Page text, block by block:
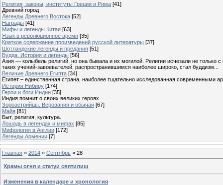
Религия, законы, институты Греции и Рима [41]
Древний город
Легенды Древнего Востока [52]
Награды [41]
Мифы и легенды Китая [63]
Язык в революционное время [35]
Краткое содержание произведений русской литературы [37]
Шотландские легенды и предания [51]
Будда. История и легенды [56]
Азия — колыбель религий, но она бывала и их могилой. Религии исчезали не
таких учений-завоевателей, распространившимся наиболее широко, стал буддизм...
Величие Древнего Египта [34]
Египет – единственная страна, наиболее тщательно исследованная современными
История Нибиру [174]
Герои и боги Индии [35]
Индия помнит о своих великих героях
Зороастрийцы. Верования и обычаи [67]
Майя [81]
Быт, религия, культура.
Лошадь в легендах и мифах [85]
Мифология в Англии [172]
Легенды Армении [7]
Главная » 2014 » Сентябрь » 28
Храмы огня и статуи святилищ
Изменения в календаре и хронология